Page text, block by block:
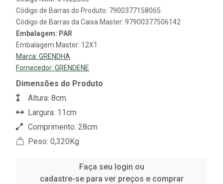
Código de Barras do Produto: 7900377158065
Código de Barras da Caixa Master: 97900377506142
Embalagem: PAR
Embalagem Master: 12X1
Marca: GRENDHA
Fornecedor: GRENDENE
Dimensões do Produto
Altura: 8cm
Largura: 11cm
Comprimento: 28cm
Peso: 0,320Kg
Faça seu login ou
cadastre-se para ver preços e comprar